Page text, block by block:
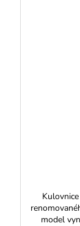
model